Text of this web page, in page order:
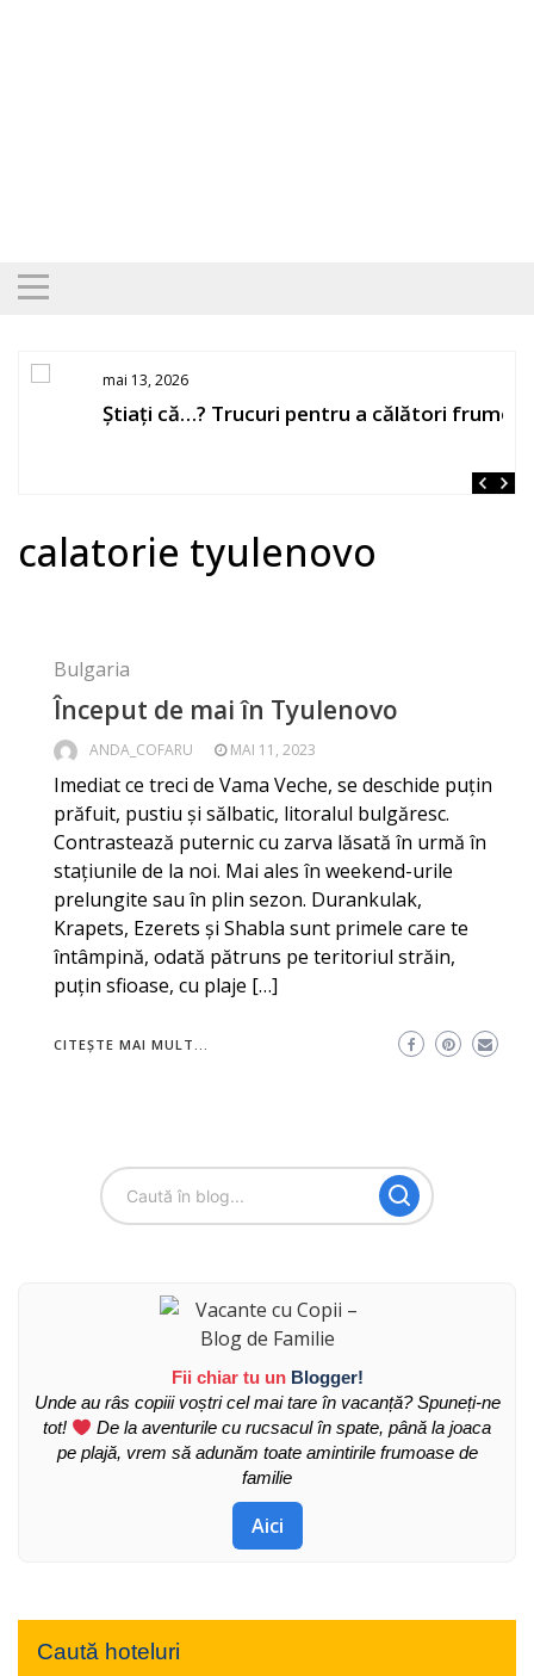
mai 13, 2026
Știați că…? Trucuri pentru a călători frumos
calatorie tyulenovo
Bulgaria
Început de mai în Tyulenovo
ANDA_COFARU MAI 11, 2023
Imediat ce treci de Vama Veche, se deschide puțin
prăfuit, pustiu și sălbatic, litoralul bulgăresc.
Contrastează puternic cu zarva lăsată în urmă în
stațiunile de la noi. Mai ales în weekend-urile
prelungite sau în plin sezon. Durankulak,
Krapets, Ezerets și Shabla sunt primele care te
întâmpină, odată pătruns pe teritoriul străin,
puțin sfioase, cu plaje […]
CITEȘTE MAI MULT...
Fii chiar tu un Blogger!
Unde au râs copiii voștri cel mai tare în vacanță? Spuneți-ne
tot!
De la aventurile cu rucsacul în spate, până la joaca
pe plajă, vrem să adunăm toate amintirile frumoase de
familie
Aici
Caută hoteluri